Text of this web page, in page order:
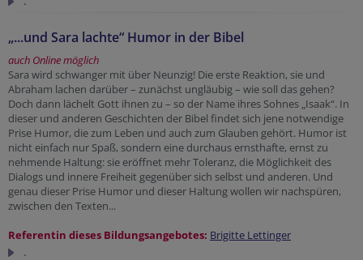
„...und Sara lachte“ Humor in der Bibel
auch Online möglich
Sara wird schwanger mit über Neunzig! Die erste Reaktion, sie und
Abraham lachen darüber – zunächst ungläubig – wie soll das gehen?
Doch dann lächelt Gott ihnen zu – so der Name ihres Sohnes „Isaak“. In
dieser und anderen Geschichten der Bibel findet sich jene notwendige
Prise Humor, die zum Leben und auch zum Glauben gehört. Humor ist
nicht einfach nur Spaß, sondern eine durchaus ernsthafte, ernst zu
nehmende Haltung: sie eröffnet mehr Toleranz, die Möglichkeit des
Dialogs und innere Freiheit gegenüber sich selbst und anderen. Und
genau dieser Prise Humor und dieser Haltung wollen wir nachspüren,
zwischen den Texten...
Referentin dieses Bildungsangebotes: Brigitte Lettinger
.